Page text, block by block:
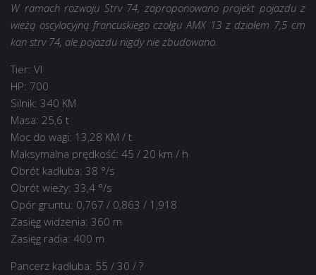
W ramach rozwoju Strv 74, zaproponowano projekt pojazdu z
wieżą oscylacyjną francuskiego czołgu AMX 13 z działem 7,5 cm
kan strv 74, ale pojazdu nigdy nie zbudowano.
Tier: VI
HP: 700
Silnik: 340 KM
Masa: 25,6 t
Moc do wagi: 13,28 KM / t
Maksymalna prędkość: 45 / 20 km / h
Obrót kadłuba: 38 °/s
Obrót wieży: 33,4 °/s
Opór gruntu: 0,767 / 0,863 / 1,918
Zasięg widzenia: 360 m
Zasięg radia: 400 m
Pancerz kadłuba: 55 / 30 / ?